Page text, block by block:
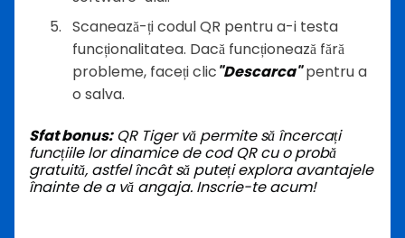
Scanează-ți codul QR pentru a-i testa
funcționalitatea. Dacă funcționează fără
probleme, faceți clic"Descarca"pentru a
o salva.
Sfat bonus:QR Tiger vă permite să încercați
funcțiile lor dinamice de cod QR cu o probă
gratuită, astfel încât să puteți explora avantajele
înainte de a vă angaja. Inscrie-te acum!